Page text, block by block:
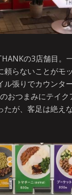
の3店舗目。
頼らないことがモ
ル張りでカウンタ
おつまみにテイ
が、客足は絶えな